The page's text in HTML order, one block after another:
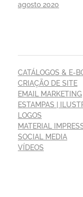
agosto 2020
CATÁLOGOS & E-
CRIAÇÃO DE SITE
EMAIL MARKETING
ESTAMPAS |
LOGOS
MATERIAL
SOCIAL MEDIA
VÍDEOS